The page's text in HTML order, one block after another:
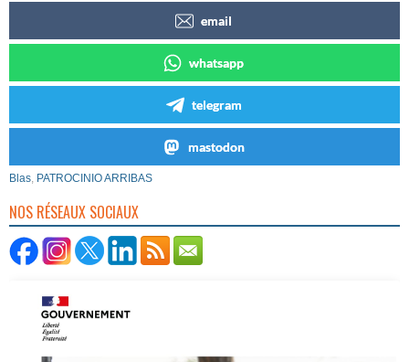
email
whatsapp
telegram
mastodon
Blas PATROCINIO ARRIBAS
NOS RÉSEAUX SOCIAUX